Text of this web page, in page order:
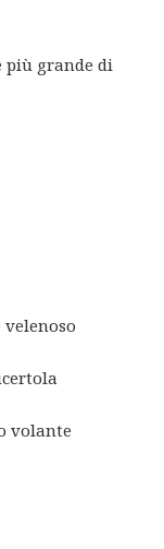
più grande di
volante